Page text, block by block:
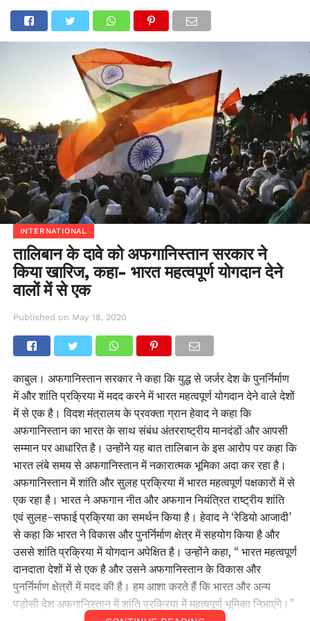
INTERNATIONAL
तालिबान के दावे को अफगानिस्तान सरकार ने
किया खारिज, कहा- भारत महत्वपूर्ण योगदान देने
वालों में से एक
Published on May 18, 2020
काबुल। अफगानिस्तान सरकार ने कहा कि युद्ध से जर्जर देश के पुनर्निर्माण
में और शांति प्रक्रिया में मदद करने में भारत महत्वपूर्ण योगदान देने वाले देशों
में से एक है। विदश मंत्रालय के प्रवक्ता ग्रान हेवाद ने कहा कि
अफगानिस्तान का भारत के साथ संबंध अंतरराष्ट्रीय मानदंडों और आपसी
सम्मान पर आधारित है। उन्होंने यह बात तालिबान के इस आरोप पर कहा कि
भारत लंबे समय से अफगानिस्तान में नकारात्मक भूमिका अदा कर रहा है।
अफगानिस्तान में शांति और सुलह प्रक्रिया में भारत महत्वपूर्ण पक्षकारों में से
एक रहा है। भारत ने अफगान नीत और अफगान नियंत्रित राष्ट्रीय शांति
एवं सुलह-सफाई प्रक्रिया का समर्थन किया है। हेवाद ने ‘रेडियो आजादी’
से कहा कि भारत ने विकास और पुनर्निर्माण क्षेत्र में सहयोग किया है और
उससे शांति प्रक्रिया में योगदान अपेक्षित है। उन्होंने कहा, ‘‘ भारत महत्वपूर्ण
दानदाता देशों में से एक है और उसने अफगानिस्तान के विकास और
पुनर्निर्माण क्षेत्रों में मदद की है। हम आशा करते हैं कि भारत और अन्य
पड़ोसी देश अफगानिस्तान में शांति प्रक्रिया में महत्वपूर्ण भूमिका निभाएंगे।’’